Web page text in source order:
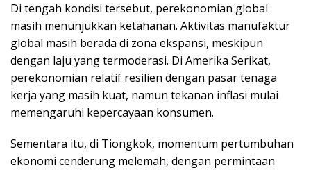
Di tengah kondisi tersebut, perekonomian global
masih menunjukkan ketahanan. Aktivitas manufaktur
global masih berada di zona ekspansi, meskipun
dengan laju yang termoderasi. Di Amerika Serikat,
perekonomian relatif resilien dengan pasar tenaga
kerja yang masih kuat, namun tekanan inflasi mulai
memengaruhi kepercayaan konsumen.
Sementara itu, di Tiongkok, momentum pertumbuhan
ekonomi cenderung melemah, dengan permintaan